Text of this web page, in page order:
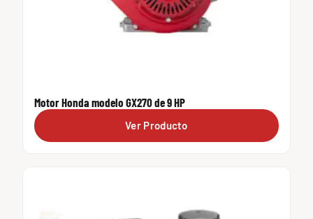
Motor Honda modelo GX270 de 9 HP
Ver Producto